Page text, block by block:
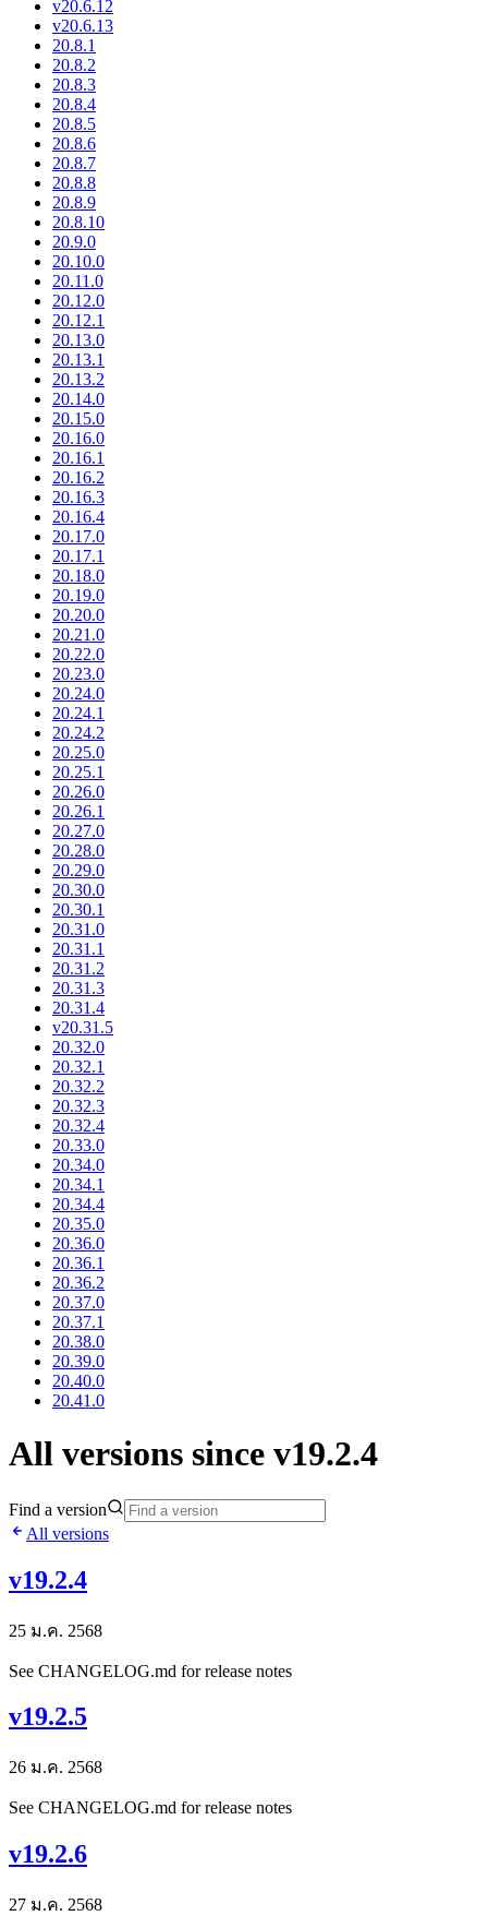
v20.6.12
v20.6.13
20.8.1
20.8.2
20.8.3
20.8.4
20.8.5
20.8.6
20.8.7
20.8.8
20.8.9
20.8.10
20.9.0
20.10.0
20.11.0
20.12.0
20.12.1
20.13.0
20.13.1
20.13.2
20.14.0
20.15.0
20.16.0
20.16.1
20.16.2
20.16.3
20.16.4
20.17.0
20.17.1
20.18.0
20.19.0
20.20.0
20.21.0
20.22.0
20.23.0
20.24.0
20.24.1
20.24.2
20.25.0
20.25.1
20.26.0
20.26.1
20.27.0
20.28.0
20.29.0
20.30.0
20.30.1
20.31.0
20.31.1
20.31.2
20.31.3
20.31.4
v20.31.5
20.32.0
20.32.1
20.32.2
20.32.3
20.32.4
20.33.0
20.34.0
20.34.1
20.34.4
20.35.0
20.36.0
20.36.1
20.36.2
20.37.0
20.37.1
20.38.0
20.39.0
20.40.0
20.41.0
All versions since v19.2.4
Find a version
All versions
v19.2.4
25 ม.ค. 2568
See CHANGELOG.md for release notes
v19.2.5
26 ม.ค. 2568
See CHANGELOG.md for release notes
v19.2.6
27 ม.ค. 2568